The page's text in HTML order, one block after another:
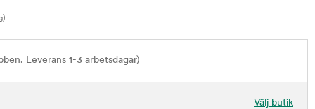
Leverans 1-3 arbetsdagar)
Välj butik